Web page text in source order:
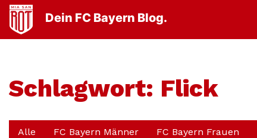
Dein FC Bayern Blog.
Schlagwort: Flick
Alle FC Bayern Männer FC Bayern Frauen